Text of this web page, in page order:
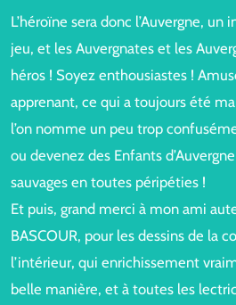
L’héroïne sera donc l’Auvergne, un
jeu, et les Auvergnates et les
héros ! Soyez enthousiastes !
apprenant, ce qui a toujours été
l’on nomme un peu trop
ou devenez des Enfants
sauvages en toutes péripéties !
Et puis, grand merci à mon ami
BASCOUR, pour les dessins de la
l’intérieur, qui enrichissement
belle manière, et à toutes les